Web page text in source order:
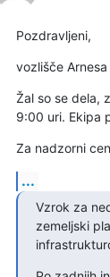
Pozdravljeni,
vozlišče
Žal so se dela,
9:00 uri. Ekipa
Za nadzorni
...
Vzrok za
zemeljski